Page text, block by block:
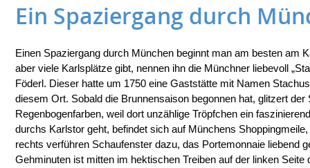
Ein Spaziergang durch
Einen Spaziergang durch München beginnt man am besten am
aber viele Karlsplätze gibt, nennen ihn die Münchner liebevoll
Föderl. Dieser hatte um 1750 eine Gaststätte mit Namen
diesem Ort. Sobald die Brunnensaison begonnen hat, glitzert der
Regenbogenfarben, weil dort unzählige Tröpfchen ein
durchs Karlstor geht, befindet sich auf Münchens
rechts verführen Schaufenster dazu, das Portemonnaie liebend
Gehminuten ist mitten im hektischen Treiben auf der linken